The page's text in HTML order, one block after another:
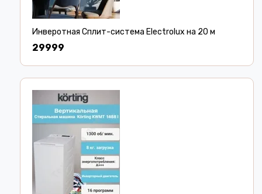
Инверотная Сплит-система Electrolux на 20 м
29999